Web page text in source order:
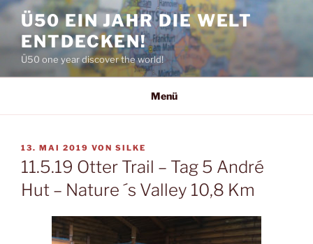
Zum
Inhalt
springen
Ü50 EIN JAHR DIE WELT
ENTDECKEN!
Ü50 one year discover the world!
Menü
VERÖFFENTLICHT
AM
13. MAI 2019 VON SILKE
11.5.19 Otter Trail – Tag 5 André
Hut – Nature ´s Valley 10,8 Km